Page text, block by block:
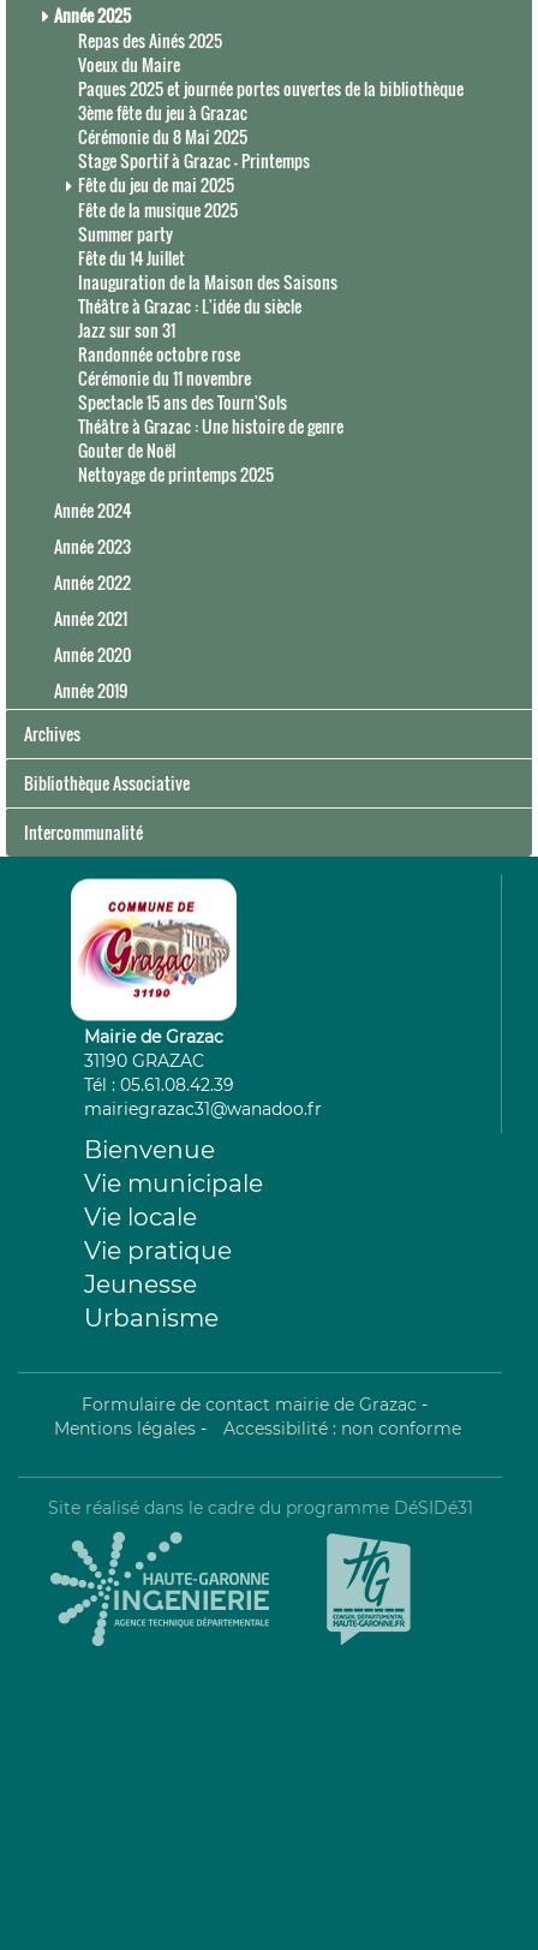
Année 2025
Repas des Ainés 2025
Voeux du Maire
Paques 2025 et journée portes ouvertes de la bibliothèque
3ème fête du jeu à Grazac
Cérémonie du 8 Mai 2025
Stage Sportif à Grazac - Printemps
Fête du jeu de mai 2025
Fête de la musique 2025
Summer party
Fête du 14 Juillet
Inauguration de la Maison des Saisons
Théâtre à Grazac : L'idée du siècle
Jazz sur son 31
Randonnée octobre rose
Cérémonie du 11 novembre
Spectacle 15 ans des Tourn'Sols
Théâtre à Grazac : Une histoire de genre
Gouter de Noël
Nettoyage de printemps 2025
Année 2024
Année 2023
Année 2022
Année 2021
Année 2020
Année 2019
Archives
Bibliothèque Associative
Intercommunalité
Mairie de Grazac
31190 GRAZAC
Tél : 05.61.08.42.39
mairiegrazac31@wanadoo.fr
Bienvenue
Vie municipale
Vie locale
Vie pratique
Jeunesse
Urbanisme
Formulaire de contact mairie de Grazac -
Mentions légales- Accessibilité : non conforme
Site réalisé dans le cadre du programme DéSIDé31